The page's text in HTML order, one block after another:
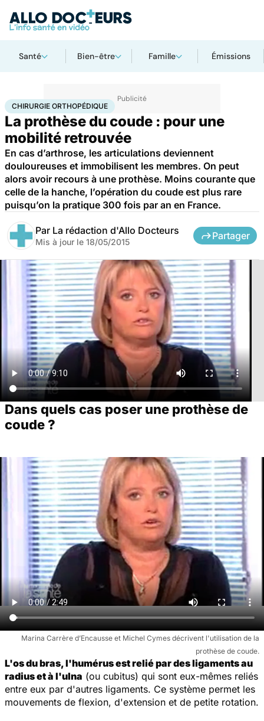
Santé Bien-être Famille Émissions
AccueilSantéMaladiesChirurgie orthopédique
CHIRURGIE ORTHOPÉDIQUE
La prothèse du coude : pour une
mobilité retrouvée
En cas d’arthrose, les articulations deviennent
douloureuses et immobilisent les membres. On peut
alors avoir recours à une prothèse. Moins courante que
celle de la hanche, l’opération du coude est plus rare
puisqu’on la pratique 300 fois par an en France.
Par La rédaction d'Allo Docteurs
Mis à jour le 18/05/2015
Partager
Dans quels cas poser une prothèse de
coude ?
Marina Carrère d’Encausse et Michel Cymes décrivent l'utilisation de la
prothèse de coude.
L'os du bras, l'humérus est relié par des ligaments au
radius et à l'ulna (ou cubitus) qui sont eux-mêmes reliés
entre eux par d'autres ligaments. Ce système permet les
mouvements de flexion, d'extension et de petite rotation.